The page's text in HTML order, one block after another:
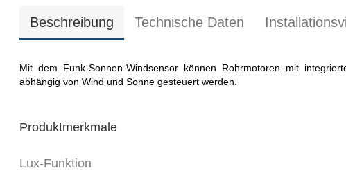
Beschreibung Technische Daten
Mit dem Funk-Sonnen-Windsensor können Rohrmotoren mit
abhängig von Wind und Sonne gesteuert werden.
Produktmerkmale
Lux-Funktion